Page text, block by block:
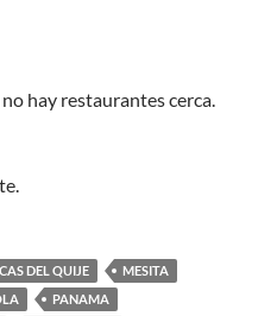
hay restaurantes cerca.
DEL QUIJE
MESITA
PANAMA